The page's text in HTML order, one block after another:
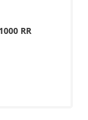
RR